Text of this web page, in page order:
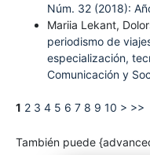
Núm. 32 (2018):
Mariia Lekant,
periodismo de
especialización,
Comunicación y
1 2 3 4 5 6 7 8 9 10 > >>
También puede